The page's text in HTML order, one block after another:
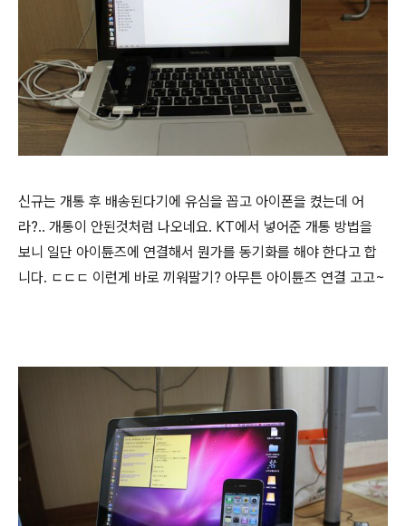
신규는 개통 후 배송된다기에 유심을 꼽고 아이폰을 켰는데 어
라?.. 개통이 안된것처럼 나오네요. KT에서 넣어준 개통 방법을
보니 일단 아이튠즈에 연결해서 뭔가를 동기화를 해야 한다고 합
니다. ㄷㄷㄷ 이런게 바로 끼워팔기? 아무튼 아이튠즈 연결 고고~